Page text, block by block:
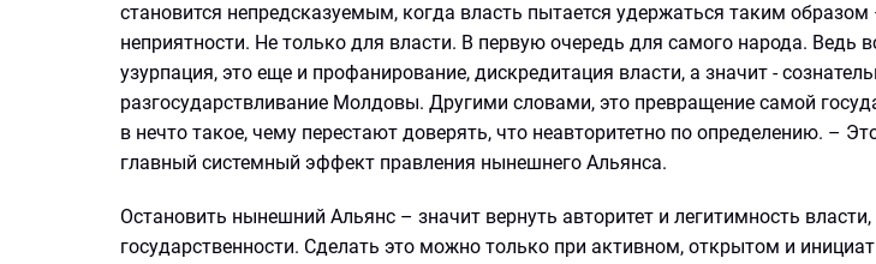
становится непредсказуемым, когда власть пытается удержаться таким
неприятности. Не только для власти. В первую очередь для самого народа. Ведь
узурпация, это еще и профанирование, дискредитация власти, а значит -
разгосударствливание Молдовы. Другими словами, это превращение самой
в нечто такое, чему перестают доверять, что неавторитетно по определению. –
главный системный эффект правления нынешнего Альянса.
Остановить нынешний Альянс – значит вернуть авторитет и легитимность
государственности. Сделать это можно только при активном, открытом и